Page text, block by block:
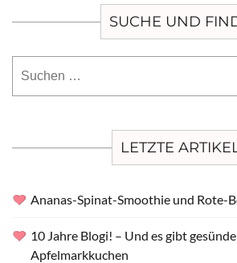
SUCHE UND
LETZTE
Ananas-Spinat-Smoothie und Rote-
10 Jahre Blogi! – Und es gibt
Apfelmarkkuchen